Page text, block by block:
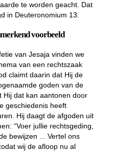
te worden geacht. Dat
in Deuteronomium 13.
voorbeeld
van Jesaja vinden we
van een rechtszaak
claimt daarin dat Hij de
goden van de
Hij dat kan aantonen door
geschiedenis heeft
Hij daagt de afgoden uit
“Voer jullie rechtsgeding,
bewijzen ... Vertel ons
wij de afloop nu al